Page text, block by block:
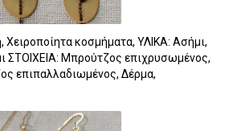
Χειροποίητα κοσμήματα, ΥΛΙΚΑ: Ασήμι,
ΣΤΟΙΧΕΙΑ: Μπρούτζος επιχρυσωμένος,
επιπαλλαδιωμένος, Δέρμα,